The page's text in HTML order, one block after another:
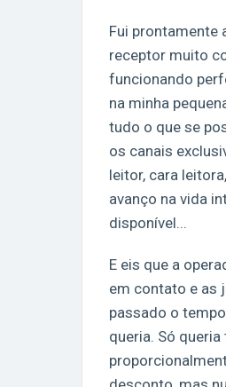
Fui prontamente
receptor muito
funcionando
na minha
tudo o que se
os canais
leitor, cara
avanço na vida
disponível...
E eis que a
em contato e as
passado o
queria. Só